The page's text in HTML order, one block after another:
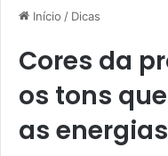
Início / Dicas
Cores da
os tons
as